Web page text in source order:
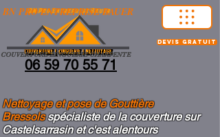
COUVERTURE-ZINGUERIE-CHARPENTE
BN PRO ENTREPRISE BAUER
06 59 70 55 71
devis gratuit
Nettoyage et pose de Gouttière
Bressolsspécialiste de la couverture sur
Castelsarrasin et c'est alentours